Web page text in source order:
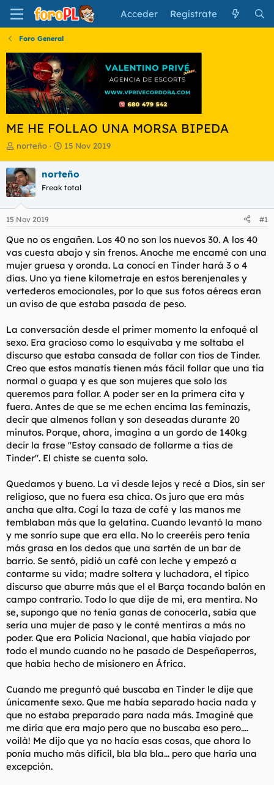
Acceder Regístrate
Foro General
ME HE FOLLAO UNA MORSA BIPEDA
I
i
c
i
a
d
o
d
e
l
t
e
a
norteño
F
h
a
e
i
c
i
o
15 Nov 2019
norteño
Freak total
15 Nov 2019 #1
Que no os engañen. Los 40 no son los nuevos 30. A los 40
vas cuesta abajo y sin frenos. Anoche me encamé con una
mujer gruesa y oronda. La conocí en Tinder hará 3 o 4
días. Uno ya tiene kilometraje en estos berenjenales y
vertederos emocionales, por lo que sus fotos aéreas eran
un aviso de que estaba pasada de peso.
La conversación desde el primer momento la enfoqué al
sexo. Era gracioso como lo esquivaba y me soltaba el
discurso que estaba cansada de follar con tios de Tinder.
Creo que estos manatís tienen más fácil follar que una tia
normal o guapa y es que son mujeres que solo las
queremos para follar. A poder ser en la primera cita y
fuera. Antes de que se me echen encima las feminazis,
decir que almenos follan y son deseadas durante 20
minutos. Porque, ahora, imagina a un gordo de 140kg
decir la frase "Estoy cansado de follarme a tias de
Tinder". El chiste se cuenta solo.
Quedamos y bueno. La vi desde lejos y recé a Dios, sin ser
religioso, que no fuera esa chica. Os juro que era más
ancha que alta. Cogí la taza de café y las manos me
temblaban más que la gelatina. Cuando levantó la mano
y me sonrío supe que era ella. No lo creeréis pero tenía
más grasa en los dedos que una sartén de un bar de
barrio. Se sentó, pidió un café con leche y empezó a
contarme su vida; madre soltera y luchadora, el típico
discurso que aburre más que el el Barça tocando balón en
campo contrario. Todo lo que dije de mi, era mentira. No
se, supongo que no tenía ganas de conocerla, sabía que
sería una mujer de paso y le conté mentiras a más no
poder. Que era Policía Nacional, que había viajado por
todo el mundo cuando no he pasado de Despeñaperros,
que había hecho de misionero en África.
Cuando me preguntó qué buscaba en Tinder le dije que
únicamente sexo. Que me había separado hacía nada y
que no estaba preparado para nada más. Imaginé que
me diría que era majo pero que no buscaba eso pero....
voilà! Me dijo que ya no hacía esas cosas, que ahora lo
ponía mucho más difícil, bla bla bla... pero que haría una
excepción.